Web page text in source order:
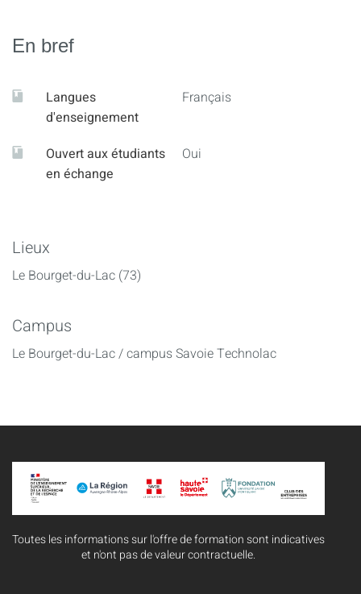
En bref
Langues
d'enseignement
Français
Ouvert aux étudiants
en échange
Oui
Lieux
Le Bourget-du-Lac (73)
Campus
Le Bourget-du-Lac / campus Savoie Technolac
Toutes les informations sur l'offre de formation sont indicatives
et n'ont pas de valeur contractuelle.